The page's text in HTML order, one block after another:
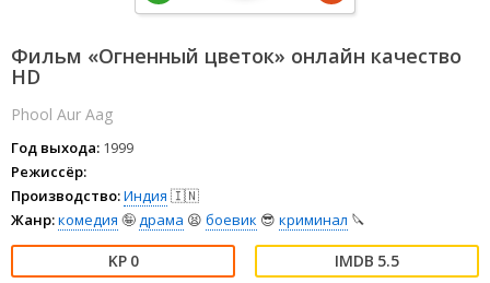
Фильм «Огненный цветок» онлайн качество
HD
Phool Aur Aag
Год выхода: 1999
Режиссёр:
Производство:Индия 🇮🇳
Жанр:комедия 🤪драма 😫 боевик 😎 криминал 🔪
0 5.5